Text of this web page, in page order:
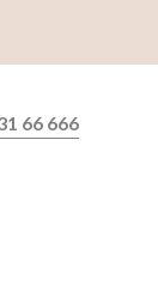
66 666